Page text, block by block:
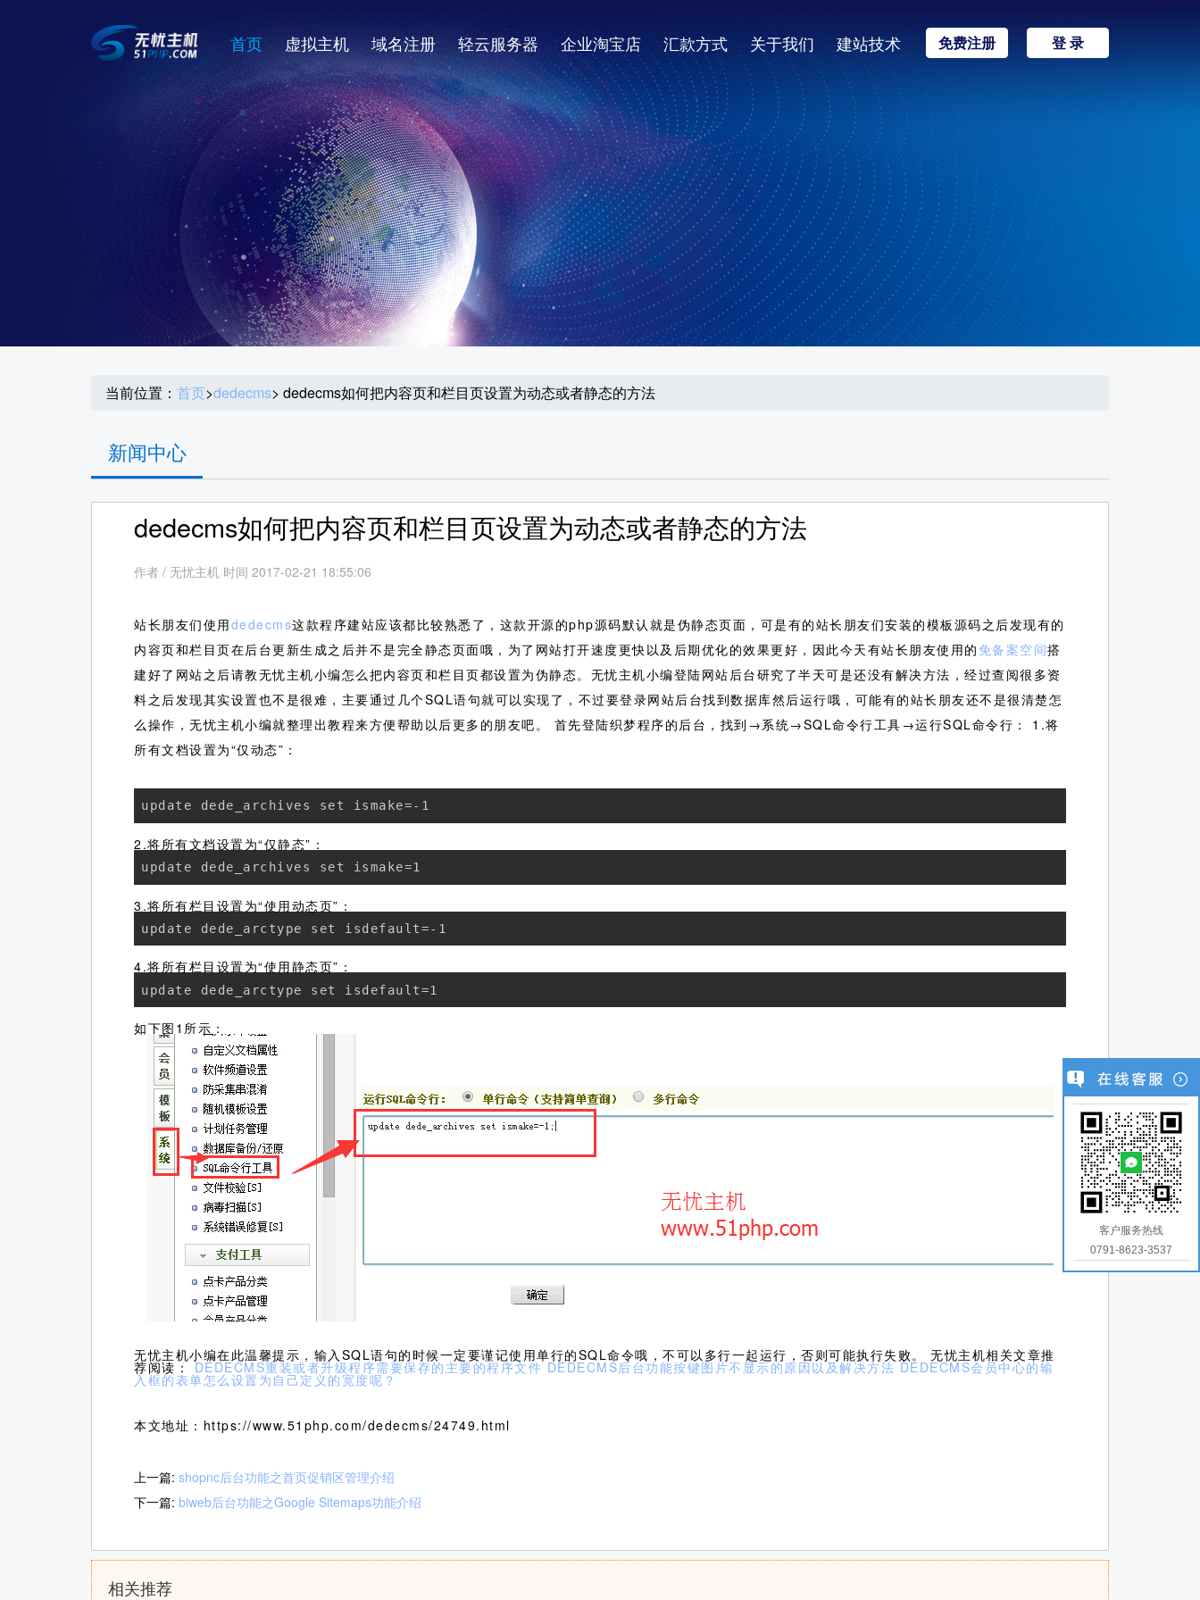
首页 虚拟主机 域名注册 轻云服务器 企业淘宝店 汇款方式 关于我们 建站技术 免费注册 登 录
当前位置： 首页>dedecms> dedecms如何把内容页和栏目页设置为动态或者静态的方法
新闻中心
dedecms如何把内容页和栏目页设置为动态或者静态的方法
作者 / 无忧主机 时间 2017-02-21 18:55:06
站长朋友们使用dedecms这款程序建站应该都比较熟悉了，这款开源的php源码默认就是伪静态页面，可是有的站长朋友们安装的模板源码之后发现有的
内容页和栏目页在后台更新生成之后并不是完全静态页面哦，为了网站打开速度更快以及后期优化的效果更好，因此今天有站长朋友使用的 免备案空间搭
建好了网站之后请教无忧主机小编怎么把内容页和栏目页都设置为伪静态。无忧主机小编登陆网站后台研究了半天可是还没有解决方法，经过查阅很多资
料之后发现其实设置也不是很难，主要通过几个SQL语句就可以实现了，不过要登录网站后台找到数据库然后运行哦，可能有的站长朋友还不是很清楚怎
么操作，无忧主机小编就整理出教程来方便帮助以后更多的朋友吧。
首先登陆织梦程序的后台，找到→系统→SQL命令行工具→运行SQL命令行： 1.将
所有文档设置为“仅动态”：
update dede_archives set ismake=-1
2.将所有文档设置为“仅静态”：
update dede_archives set ismake=1
3.将所有栏目设置为“使用动态页”：
update dede_arctype set isdefault=-1
4.将所有栏目设置为“使用静态页”：
update dede_arctype set isdefault=1
如下图1所示：
无忧主机小编在此温馨提示，输入SQL语句的时候一定要谨记使用单行的SQL命令哦，不可以多行一起运行，否则可能执行失败。 无忧主机相关文章推
荐阅读：DEDECMS重装或者升级程序需要保存的主要的程序文件 DEDECMS后台功能按键图片不显示的原因以及解决方法 DEDECMS会员中心的输
入框的表单怎么设置为自己定义的宽度呢？
本文地址：https://www.51php.com/dedecms/24749.html
上一篇: shopnc后台功能之首页促销区管理介绍
下一篇: biweb后台功能之Google Sitemaps功能介绍
相关推荐
客户服务热线
0791-8623-3537